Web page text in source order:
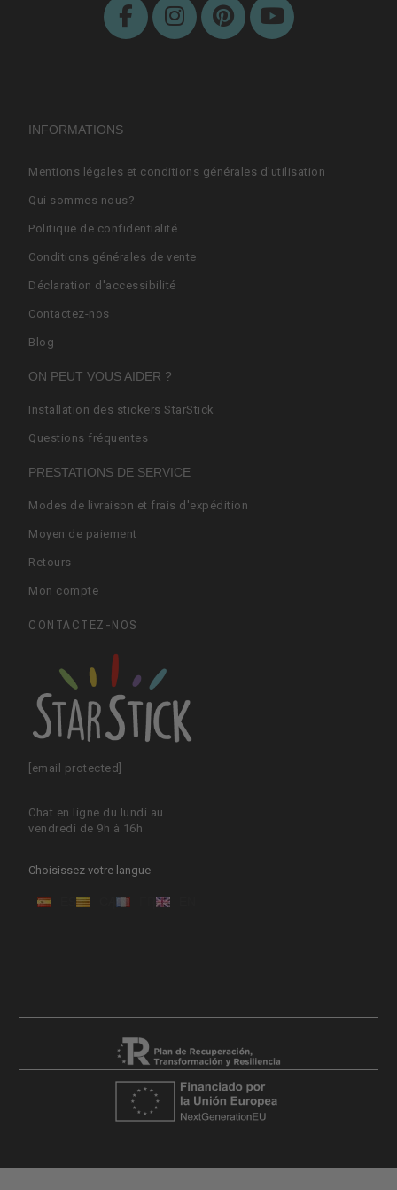
INFORMATIONS
Mentions légales et conditions générales d'utilisation
Qui sommes nous?
Politique de confidentialité
Conditions générales de vente
Déclaration d'accessibilité
Contactez-nos
Blog
ON PEUT VOUS AIDER ?
Installation des stickers StarStick
Questions fréquentes
PRESTATIONS DE SERVICE
Modes de livraison et frais d'expédition
Moyen de paiement
Retours
Mon compte
CONTACTEZ-NOS
[email protected]
Chat en ligne du lundi au
vendredi de 9h à 16h
Choisissez votre langue
ES CA FR